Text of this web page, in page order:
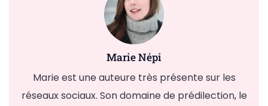
Marie Népi
Marie est une auteure très présente sur les
réseaux sociaux. Son domaine de prédilection, le